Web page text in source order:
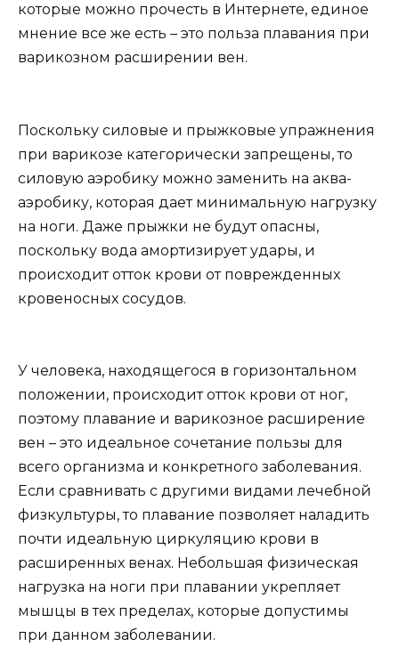
которые можно прочесть в Интернете, единое
мнение все же есть – это польза плавания при
варикозном расширении вен.
Поскольку силовые и прыжковые упражнения
при варикозе категорически запрещены, то
силовую аэробику можно заменить на аква-
аэробику, которая дает минимальную нагрузку
на ноги. Даже прыжки не будут опасны,
поскольку вода амортизирует удары, и
происходит отток крови от поврежденных
кровеносных сосудов.
У человека, находящегося в горизонтальном
положении, происходит отток крови от ног,
поэтому плавание и варикозное расширение
вен – это идеальное сочетание пользы для
всего организма и конкретного заболевания.
Если сравнивать с другими видами лечебной
физкультуры, то плавание позволяет наладить
почти идеальную циркуляцию крови в
расширенных венах. Небольшая физическая
нагрузка на ноги при плавании укрепляет
мышцы в тех пределах, которые допустимы
при данном заболевании.